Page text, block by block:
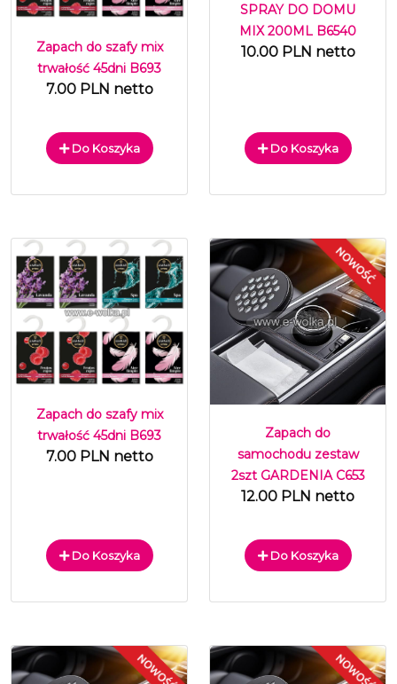
Zapach do szafy mix
trwałość 45dni B693
7.00 PLN netto
Do Koszyka
SPRAY DO DOMU
MIX 200ML B6540
10.00 PLN netto
Do Koszyka
Zapach do szafy mix
trwałość 45dni B693
7.00 PLN netto
Do Koszyka
Zapach do
samochodu zestaw
2szt GARDENIA C653
12.00 PLN netto
Do Koszyka